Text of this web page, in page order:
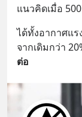
แนวคิดเมื่อ
ได้ทั้งอากาศแร
จากเดิมกว่า
ต่อ